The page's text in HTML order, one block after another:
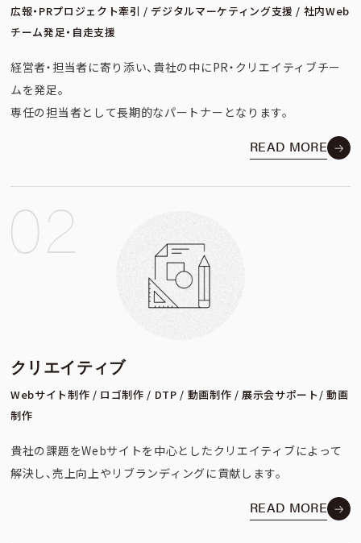
広報・PRプロジェクト牽引 / デジタルマーケティング支援 / 社内Web
チーム発足・自走支援
経営者・担当者に寄り添い、貴社の中にPR・クリエイティブチー
ムを発足。
専任の担当者として長期的なパートナーとなります。
READ MORE
クリエイティブ
Webサイト制作 / ロゴ制作 / DTP / 動画制作 / 展示会サポート/ 動画
制作
貴社の課題をWebサイトを中心としたクリエイティブによって
解決し、売上向上やリブランディングに貢献します。
READ MORE